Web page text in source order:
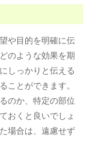
や目的を明確に伝
のような効果を期
しっかりと伝える
ことができます。
のか、特定の部位
おくと良いでしょ
場合は、遠慮せず